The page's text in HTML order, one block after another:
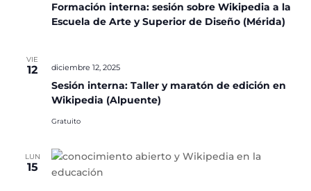
Formación interna: sesión sobre Wikipedia a la
Escuela de Arte y Superior de Diseño (Mérida)
VIE
12
Sesión interna: Taller y maratón de edición en
Wikipedia (Alpuente)
diciembre 12, 2025
Gratuito
LUN
15